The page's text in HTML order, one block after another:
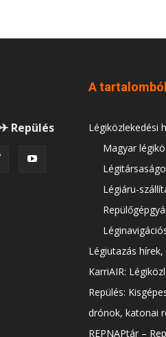
Repülés
A tartalomból
Légiközlekedési
Magyar
Légiáru-
Légiutazás
KarriAIR:
Repülés:
drónok, katonai
REPNAPtár –